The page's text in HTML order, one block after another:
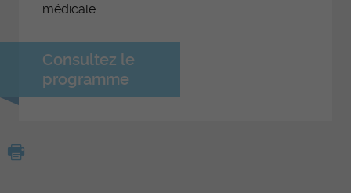
médicale.
Consultez le
programme